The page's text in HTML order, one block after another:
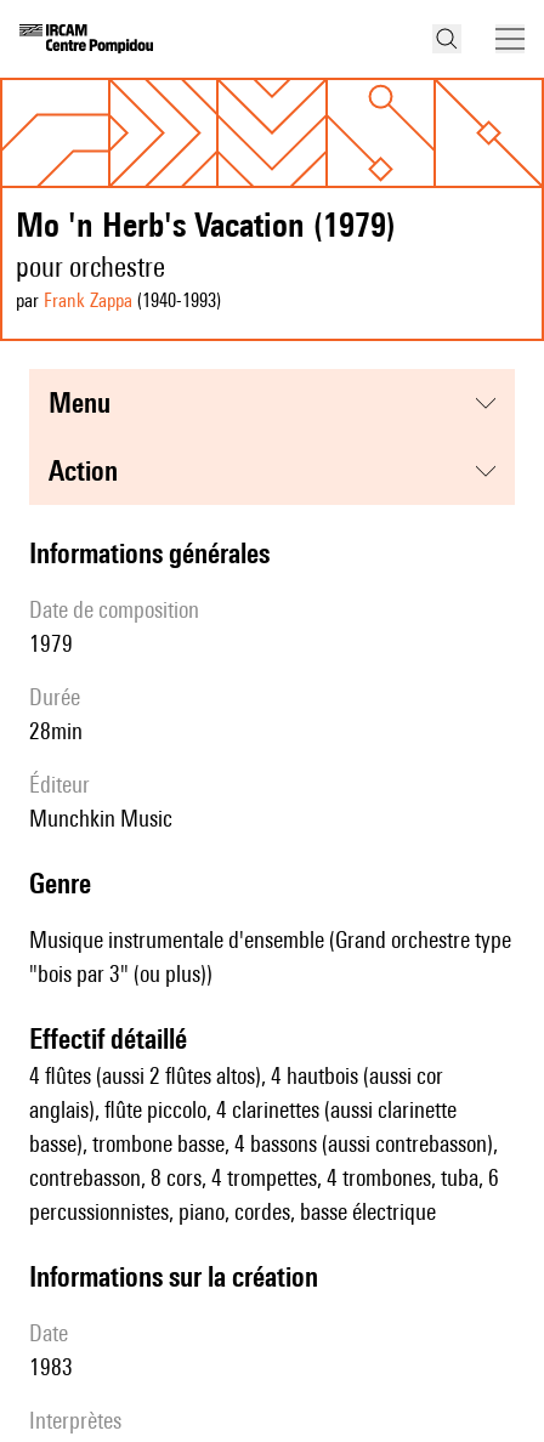
Mo 'n Herb's Vacation (1979)
pour orchestre
par Frank Zappa (1940-1993)
menu
action
informations générales
date de composition
1979
durée
28min
éditeur
Munchkin Music
genre
Musique instrumentale d'ensemble (Grand orchestre type
"bois par 3" (ou plus))
effectif détaillé
4 flûtes (aussi 2 flûtes altos), 4 hautbois (aussi cor
anglais), flûte piccolo, 4 clarinettes (aussi clarinette
basse), trombone basse, 4 bassons (aussi contrebasson),
contrebasson, 8 cors, 4 trompettes, 4 trombones, tuba, 6
percussionnistes, piano, cordes, basse électrique
informations sur la création
date
1983
interprètes